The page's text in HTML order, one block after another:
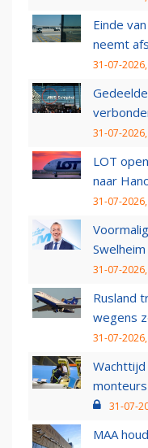
Einde
neemt
31-07-
31-07-
LOT
naar
31-07-
31-07-
Rusland
wegens
31-07-
31-07-
MAA